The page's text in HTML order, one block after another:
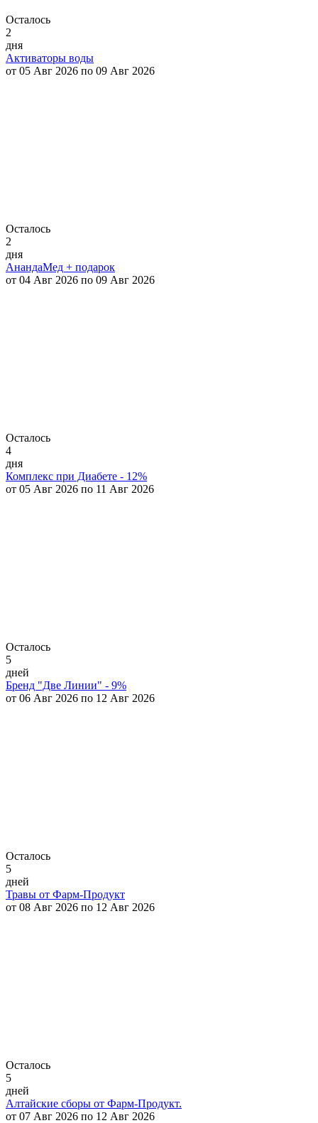
Осталось
2
дня
Активаторы воды
от 05 Авг 2026 по 09 Авг 2026
Осталось
2
дня
АнандаМед + подарок
от 04 Авг 2026 по 09 Авг 2026
Осталось
4
дня
Комплекс при Диабете - 12%
от 05 Авг 2026 по 11 Авг 2026
Осталось
5
дней
Бренд "Две Линии" - 9%
от 06 Авг 2026 по 12 Авг 2026
Осталось
5
дней
Травы от Фарм-Продукт
от 08 Авг 2026 по 12 Авг 2026
Осталось
5
дней
Алтайские сборы от Фарм-Продукт.
от 07 Авг 2026 по 12 Авг 2026